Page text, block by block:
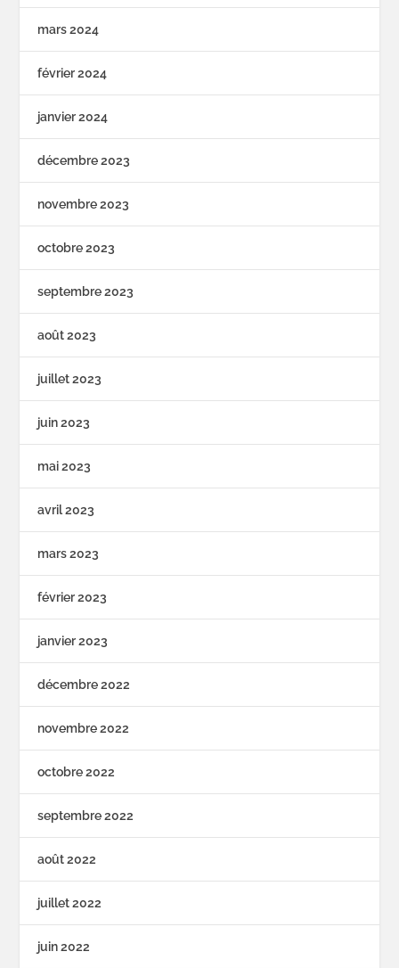
mars 2024
février 2024
janvier 2024
décembre 2023
novembre 2023
octobre 2023
septembre 2023
août 2023
juillet 2023
juin 2023
mai 2023
avril 2023
mars 2023
février 2023
janvier 2023
décembre 2022
novembre 2022
octobre 2022
septembre 2022
août 2022
juillet 2022
juin 2022